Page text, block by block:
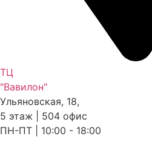
ТЦ
"Вавилон"
Ульяновская, 18,
5 этаж | 504 офис
ПН-ПТ | 10:00 - 18:00